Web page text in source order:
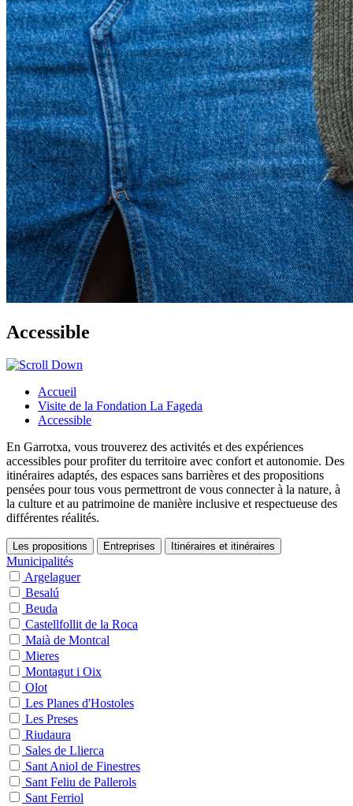
Accessible
Accueil
Visite de la Fondation La Fageda
Accessible
En Garrotxa, vous trouverez des activités et des expériences
accessibles pour profiter du territoire avec confort et autonomie. Des
itinéraires adaptés, des espaces sans barrières et des propositions
pensées pour tous vous permettront de vous connecter à la nature, à
la culture et au patrimoine de manière inclusive et respectueuse des
différentes réalités.
Les propositions Entreprises Itinéraires et itinéraires
Municipalités
Argelaguer
Besalú
Beuda
Castellfollit de la Roca
Maià de Montcal
Mieres
Montagut i Oix
Olot
Les Planes d'Hostoles
Les Preses
Riudaura
Sales de Llierca
Sant Aniol de Finestres
Sant Feliu de Pallerols
Sant Ferriol